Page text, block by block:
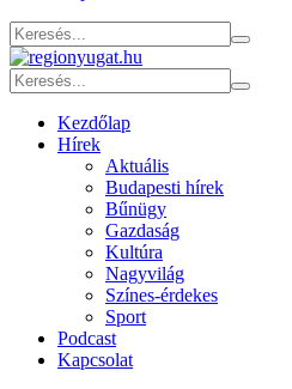
Kezdőlap
Hírek
Aktuális
Budapesti hírek
Bűnügy
Gazdaság
Kultúra
Nagyvilág
Színes-érdekes
Sport
Podcast
Kapcsolat